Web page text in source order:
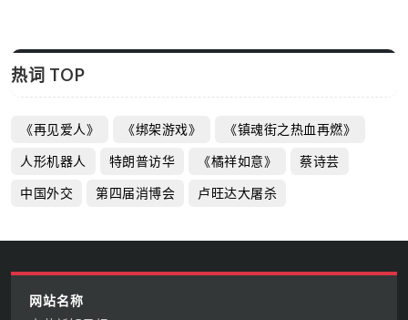
热词 TOP
《再见爱人》 《绑架游戏》 《镇魂街之热血再燃》
人形机器人 特朗普访华 《橘祥如意》 蔡诗芸
中国外交 第四届消博会 卢旺达大屠杀
网站名称